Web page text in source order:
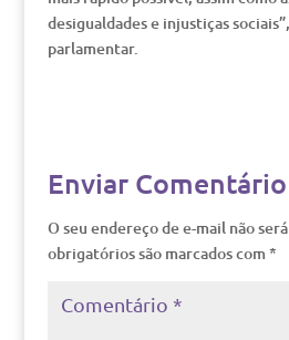
desigualdades e injustiças
parlamentar.
Enviar Comentário
O seu endereço de e-mail não
obrigatórios são marcados com *